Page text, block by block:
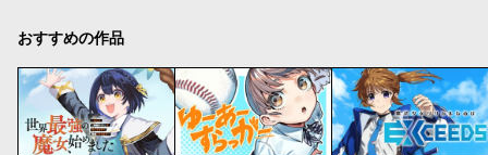
おすすめの作品